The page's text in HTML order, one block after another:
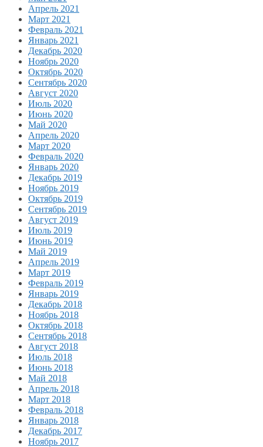
Апрель 2021
Март 2021
Февраль 2021
Январь 2021
Декабрь 2020
Ноябрь 2020
Октябрь 2020
Сентябрь 2020
Август 2020
Июль 2020
Июнь 2020
Май 2020
Апрель 2020
Март 2020
Февраль 2020
Январь 2020
Декабрь 2019
Ноябрь 2019
Октябрь 2019
Сентябрь 2019
Август 2019
Июль 2019
Июнь 2019
Май 2019
Апрель 2019
Март 2019
Февраль 2019
Январь 2019
Декабрь 2018
Ноябрь 2018
Октябрь 2018
Сентябрь 2018
Август 2018
Июль 2018
Июнь 2018
Май 2018
Апрель 2018
Март 2018
Февраль 2018
Январь 2018
Декабрь 2017
Ноябрь 2017